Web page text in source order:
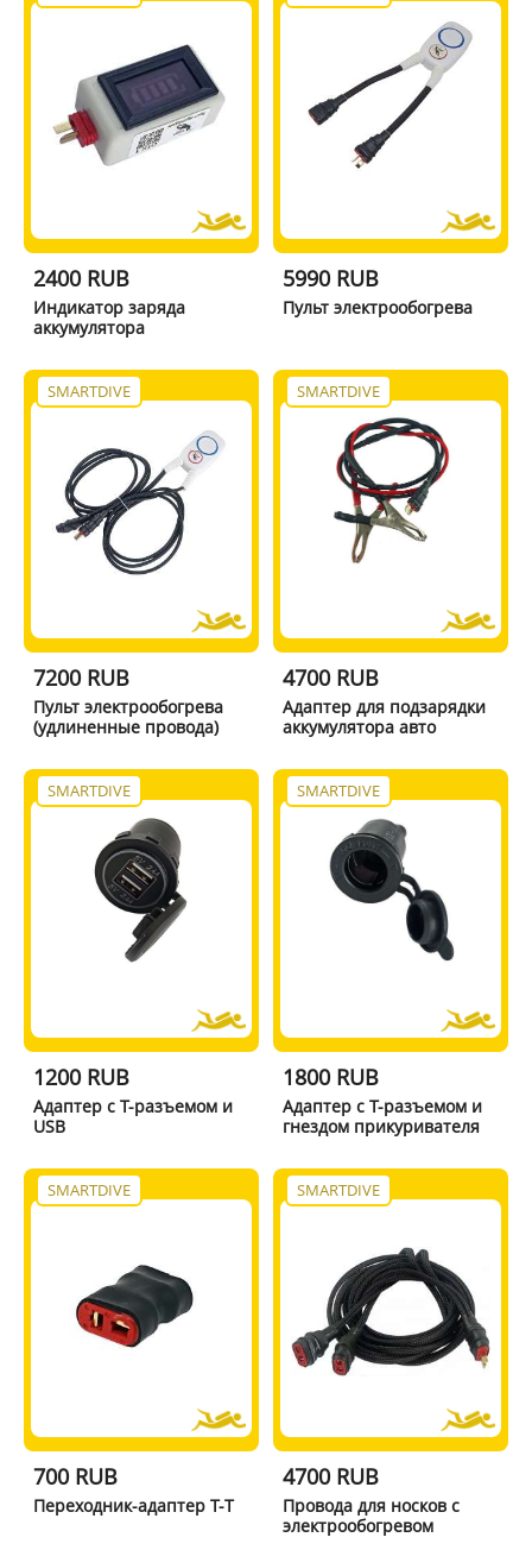
2400 RUB
Индикатор заряда
аккумулятора
5990 RUB
Пульт электрообогрева
SMARTDIVE
7200 RUB
Пульт электрообогрева
(удлиненные провода)
SMARTDIVE
4700 RUB
Адаптер для подзарядки
аккумулятора авто
SMARTDIVE
1200 RUB
Адаптер с Т-разъемом и
USB
SMARTDIVE
1800 RUB
Адаптер с Т-разъемом и
гнездом прикуривателя
SMARTDIVE
700 RUB
Переходник-адаптер Т-T
SMARTDIVE
4700 RUB
Провода для носков с
электрообогревом